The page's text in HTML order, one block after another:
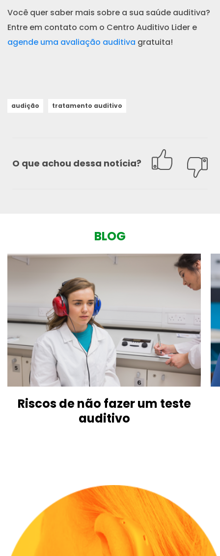
Você quer saber mais sobre a sua saúde auditiva?
Entre em contato com o Centro Auditivo Lider e
agende uma avaliação auditiva gratuita!
audição tratamento auditivo
O que achou dessa notícia?
BLOG
Riscos de não fazer um teste
auditivo